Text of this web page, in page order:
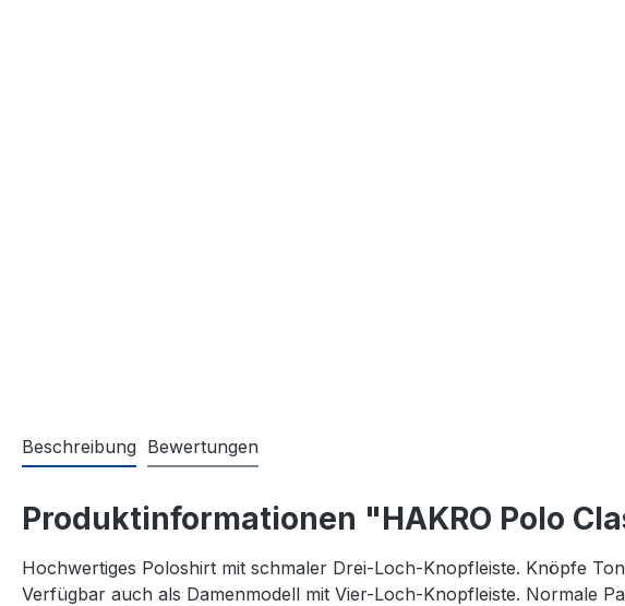
Beschreibung Bewertungen
Produktinformationen "HAKRO Polo
Hochwertiges Poloshirt mit schmaler Drei-Loch-Knopfleiste. Knöpfe
Verfügbar auch als Damenmodell mit Vier-Loch-Knopfleiste. Normale